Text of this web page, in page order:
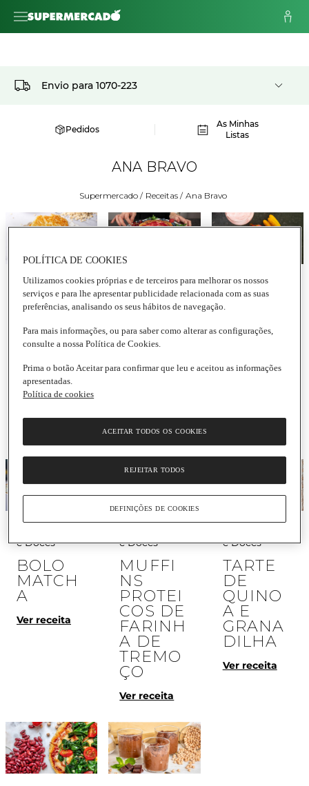
Envio para 1070-223
Pedidos
As Minhas
Listas
ANA BRAVO
Supermercado / Receitas / Ana Bravo
Sobremesas
e Doces
SNACK
S
PROTEÍ
COS
Ver receita
Sobremesas
e Doces
DE
CLARAS
E
FRUTOS
Ver receita
Sobremesas
e Doces
OS
S E
NATUR
Ver receita
e Doces
BOLO
MATCH
A
Ver receita
e Doces
MUFFI
NS
PROTEI
COS DE
FARINH
A DE
TREMO
ÇO
Ver receita
e Doces
TARTE
DE
QUINO
A E
GRANA
DILHA
Ver receita
POLÍTICA DE COOKIES
Utilizamos cookies próprias e de terceiros para melhorar os nossos
serviços e para lhe apresentar publicidade relacionada com as suas
preferências, analisando os seus hábitos de navegação.
Para mais informações, ou para saber como alterar as configurações,
consulte a nossa Política de Cookies.
Prima o botão Aceitar para confirmar que leu e aceitou as informações
apresentadas.
Política de cookies
REJEITAR TODOS
ACEITAR TODOS OS COOKIES
DEFINIÇÕES DE COOKIES